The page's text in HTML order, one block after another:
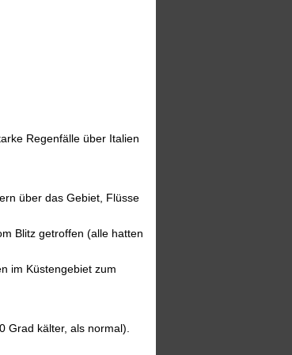
Regenfälle über Italien
über das Gebiet, Flüsse
Blitz getroffen (alle hatten
im Küstengebiet zum
Grad kälter, als normal).